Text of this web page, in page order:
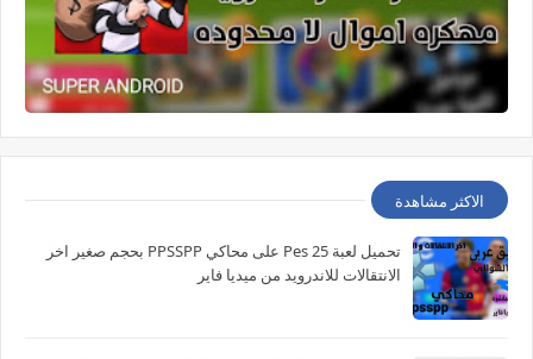
الاكثر مشاهدة
تحميل لعبة Pes 25 على محاكي PPSSPP بحجم صغير اخر
الانتقالات للاندرويد من ميديا فاير